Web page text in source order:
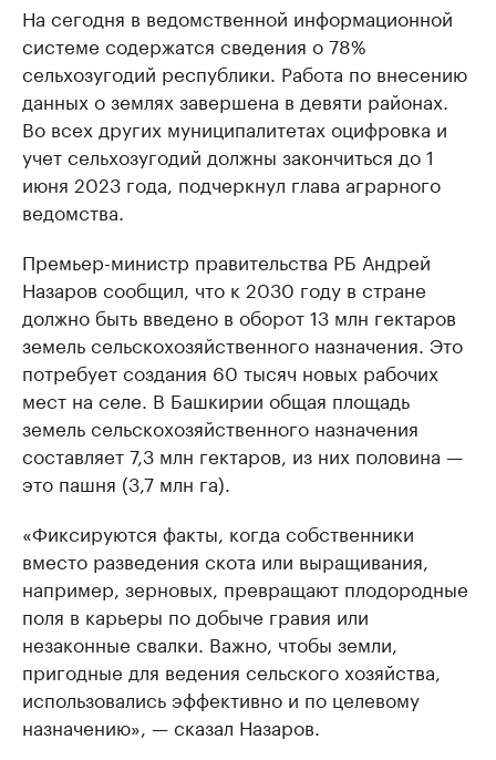
На сегодня в ведомственной информационной
системе содержатся сведения о 78%
сельхозугодий республики. Работа по внесению
данных о землях завершена в девяти районах.
Во всех других муниципалитетах оцифровка и
учет сельхозугодий должны закончиться до 1
июня 2023 года, подчеркнул глава аграрного
ведомства.
Премьер-министр правительства РБ Андрей
Назаров сообщил, что к 2030 году в стране
должно быть введено в оборот 13 млн гектаров
земель сельскохозяйственного назначения. Это
потребует создания 60 тысяч новых рабочих
мест на селе. В Башкирии общая площадь
земель сельскохозяйственного назначения
составляет 7,3 млн гектаров, из них половина —
это пашня (3,7 млн га).
«Фиксируются факты, когда собственники
вместо разведения скота или выращивания,
например, зерновых, превращают плодородные
поля в карьеры по добыче гравия или
незаконные свалки. Важно, чтобы земли,
пригодные для ведения сельского хозяйства,
использовались эффективно и по целевому
назначению», — сказал Назаров.